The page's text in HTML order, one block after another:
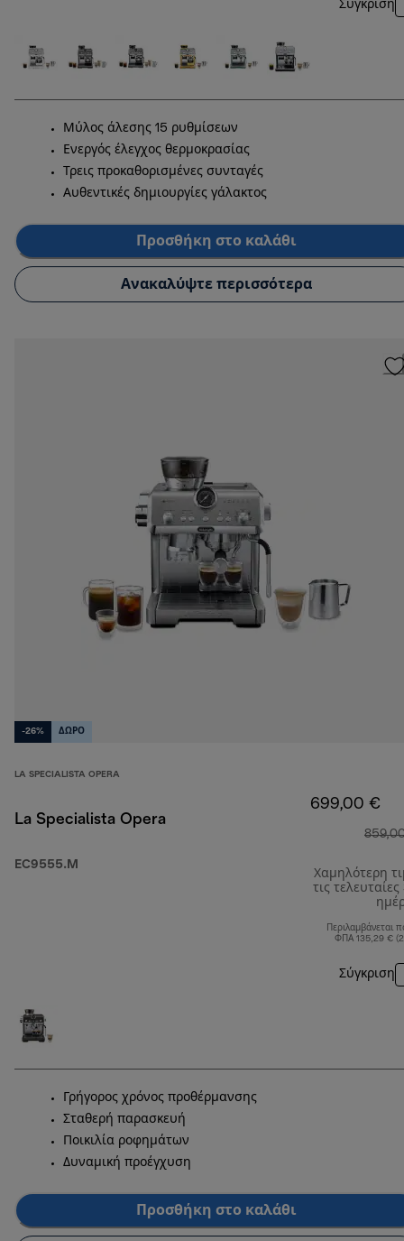
Σύγκριση
Μύλος άλεσης 15 ρυθμίσεων
Ενεργός έλεγχος θερμοκρασίας
Τρεις προκαθορισμένες συνταγές
Αυθεντικές δημιουργίες γάλακτος
Προσθήκη στο καλάθι
Ανακαλύψτε περισσότερα
-26% ΔΩΡΟ
LA SPECIALISTA OPERA
La Specialista Opera
EC9555.M
699,00 €
Χαμηλότερη
τις τελευταίες
Περιλαμβάνεται
ΦΠΑ 135,29 €
Σύγκριση
Γρήγορος χρόνος προθέρμανσης
Σταθερή παρασκευή
Ποικιλία ροφημάτων
Δυναμική προέγχυση
Προσθήκη στο καλάθι